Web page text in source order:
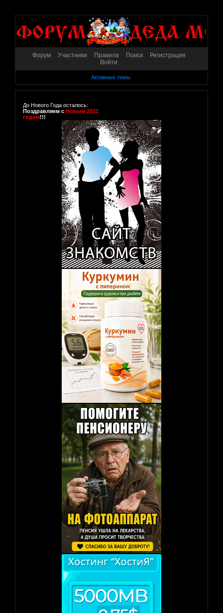
Форум Участники Правила Поиск
Регистрация
Войти
Активные темы
До Нового Года осталось:
Поздравляем с Новым 2021
годом!!!